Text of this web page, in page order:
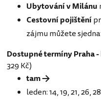
Ubytování v Milánu
Cestovní pojištění
zájmu můžete
Dostupné termíny Praha
329 Kč)
tam →
leden: 14, 19, 21, 26,